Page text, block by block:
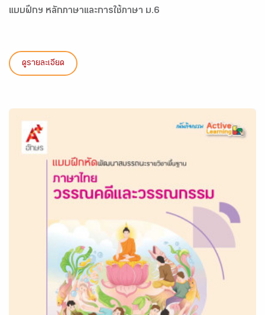
แบบฝึกฯ หลักภาษาและการใช้ภาษา ม.6
ดูรายละเอียด